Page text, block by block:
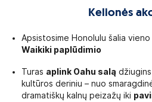
Kelionės
Apsistosime Honolulu šalia
Waikiki paplūdimio
Turas aplink Oahu salą
kultūros deriniu – nuo
dramatiškų kalnų peizažų iki